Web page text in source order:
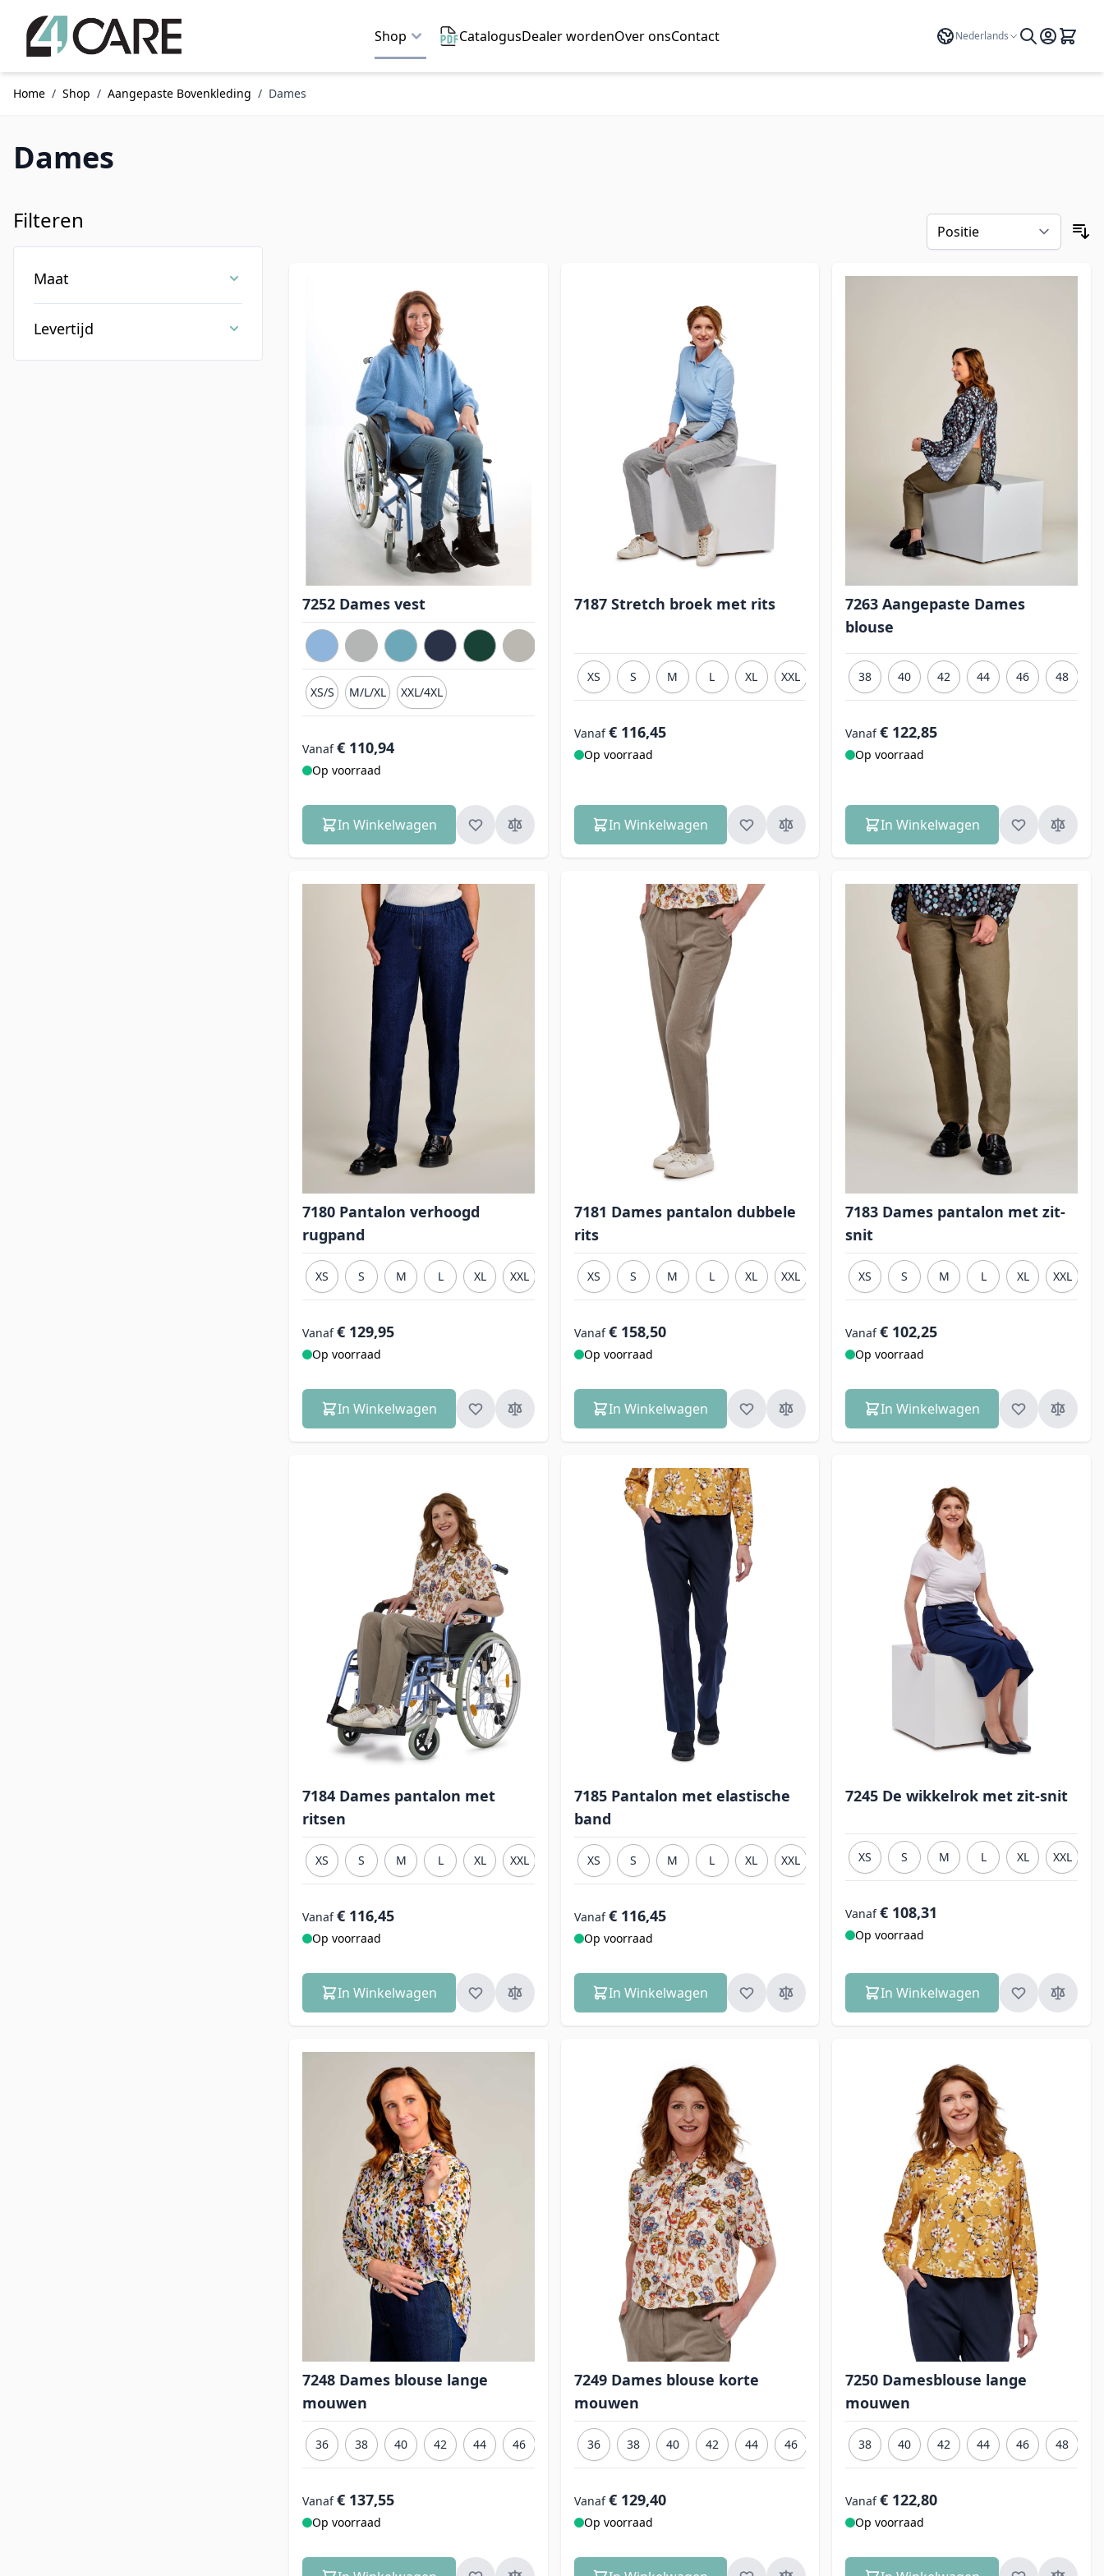
Shop
CatalogusDealer wordenOver onsContact TaalNederlands
Home / Shop / Aangepaste Bovenkleding / Dames
Dames
Filteren
Maat
Levertijd
7252 Dames vest
XS/S M/L/XL XXL/4XL
Vanaf € 110,94
Op voorraad
In Winkelwagen
7187 Stretch broek met rits
XS S M L XL XXL
Vanaf € 116,45
Op voorraad
In Winkelwagen
7263 Aangepaste Dames
blouse
38 40 42 44 46 48
Vanaf € 122,85
Op voorraad
In Winkelwagen
7180 Pantalon verhoogd
rugpand
XS S M L XL XXL
Vanaf € 129,95
Op voorraad
In Winkelwagen
7181 Dames pantalon dubbele
rits
XS S M L XL XXL
Vanaf € 158,50
Op voorraad
In Winkelwagen
7183 Dames pantalon met zit-
snit
XS S M L XL XXL
Vanaf € 102,25
Op voorraad
In Winkelwagen
7184 Dames pantalon met
ritsen
XS S M L XL XXL
Vanaf € 116,45
Op voorraad
In Winkelwagen
7185 Pantalon met elastische
band
XS S M L XL XXL
Vanaf € 116,45
Op voorraad
In Winkelwagen
7245 De wikkelrok met zit-snit
XS S M L XL XXL
Vanaf € 108,31
Op voorraad
In Winkelwagen
7248 Dames blouse lange
mouwen
36 38 40 42 44 46 50
Vanaf € 137,55
Op voorraad
7249 Dames blouse korte
mouwen
36 38 40 42 44 46 50
Vanaf € 129,40
Op voorraad
7250 Damesblouse lange
mouwen
38 40 42 44 46 48
Vanaf € 122,80
Op voorraad